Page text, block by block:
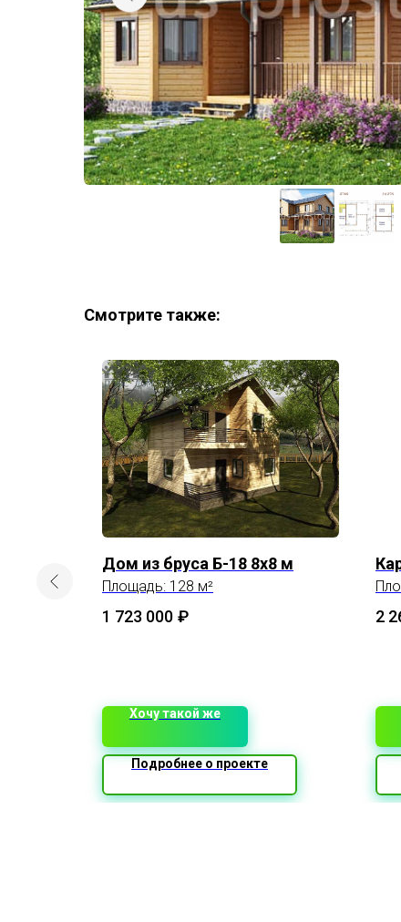
Смотрите также:
Дом из бруса Б-18 8х8 м
Площадь: 128 м²
1 723 000 ₽
Хочу такой же
Подробнее о проекте
2